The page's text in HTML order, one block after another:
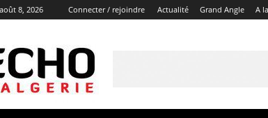
8, 2026 Connecter / rejoindre Actualité Grand Angle A